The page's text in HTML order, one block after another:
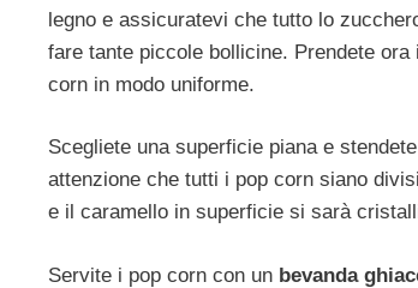
legno e assicuratevi che tutto lo
fare tante piccole bollicine. Prendete
corn in modo uniforme.
Scegliete una superficie piana e
attenzione che tutti i pop corn siano
e il caramello in superficie si sarà
Servite i pop corn con un bevanda